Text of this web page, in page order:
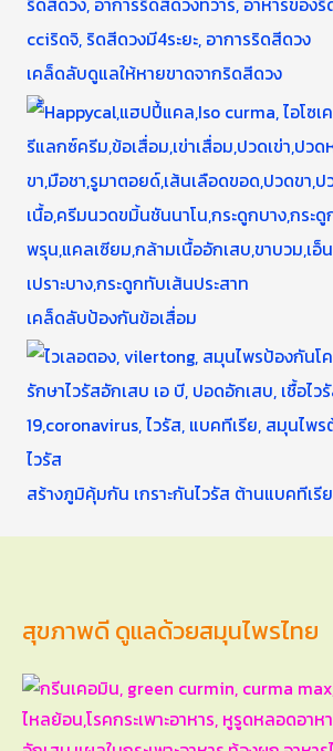
เคล็ดลับดูแลให้หายขาดจากริดสีดวง
เคล็ดลับป้องกันข้อเสื่อม
สร้างภูมิคุ้มกัน เกราะกันไวรัส ต้านแบคทีเรีย
สุขภาพดี ดูแลด้วยสมุนไพรไทย